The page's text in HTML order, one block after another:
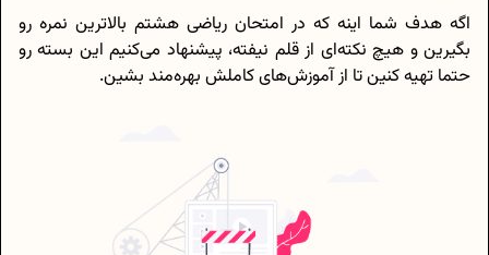
اگه هدف شما اینه که در امتحان ریاضی هشتم بالاترین نمره رو
بگیرین و هیچ نکته‌ای از قلم نیفته، پیشنهاد می‌کنیم این بسته رو
حتما تهیه کنین تا از آموزش‌های کاملش بهره‌مند بشین.